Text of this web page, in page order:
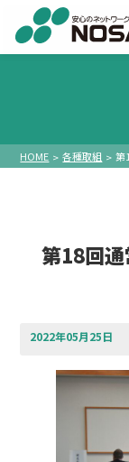
HOME 各種取組 第
第18回通
2022年05月25日